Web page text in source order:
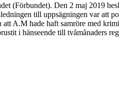
(Förbundet). Den 2 maj 2019
till uppsägningen var att
A.M hade haft samröre med
i hänseende till tvåmånaders